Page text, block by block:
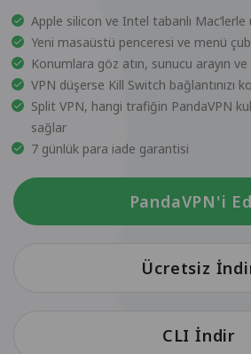
Apple silicon ve Intel tabanlı Mac’lerle
Yeni masaüstü penceresi ve menü
Konumlara göz atın, sunucu arayın
VPN düşerse Kill Switch bağlantınızı
Split VPN, hangi trafiğin PandaVPN
sağlar
7 günlük para iade garantisi
PandaVPN'i
Ücretsiz
CLI İndir